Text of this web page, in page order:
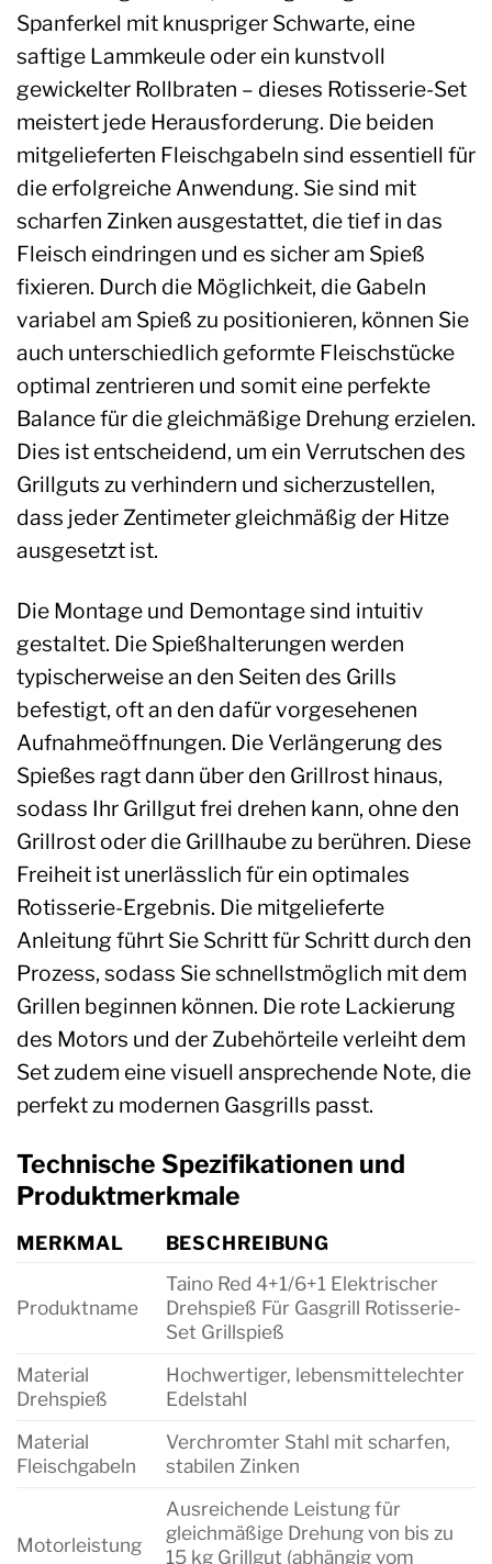
Spanferkel mit knuspriger Schwarte, eine
saftige Lammkeule oder ein kunstvoll
gewickelter Rollbraten – dieses Rotisserie-Set
meistert jede Herausforderung. Die beiden
mitgelieferten Fleischgabeln sind essentiell für
die erfolgreiche Anwendung. Sie sind mit
scharfen Zinken ausgestattet, die tief in das
Fleisch eindringen und es sicher am Spieß
fixieren. Durch die Möglichkeit, die Gabeln
variabel am Spieß zu positionieren, können Sie
auch unterschiedlich geformte Fleischstücke
optimal zentrieren und somit eine perfekte
Balance für die gleichmäßige Drehung erzielen.
Dies ist entscheidend, um ein Verrutschen des
Grillguts zu verhindern und sicherzustellen,
dass jeder Zentimeter gleichmäßig der Hitze
ausgesetzt ist.
Die Montage und Demontage sind intuitiv
gestaltet. Die Spießhalterungen werden
typischerweise an den Seiten des Grills
befestigt, oft an den dafür vorgesehenen
Aufnahmeöffnungen. Die Verlängerung des
Spießes ragt dann über den Grillrost hinaus,
sodass Ihr Grillgut frei drehen kann, ohne den
Grillrost oder die Grillhaube zu berühren. Diese
Freiheit ist unerlässlich für ein optimales
Rotisserie-Ergebnis. Die mitgelieferte
Anleitung führt Sie Schritt für Schritt durch den
Prozess, sodass Sie schnellstmöglich mit dem
Grillen beginnen können. Die rote Lackierung
des Motors und der Zubehörteile verleiht dem
Set zudem eine visuell ansprechende Note, die
perfekt zu modernen Gasgrills passt.
Technische Spezifikationen und
Produktmerkmale
MERKMAL BESCHREIBUNG
Produktname
Taino Red 4+1/6+1 Elektrischer
Drehspieß Für Gasgrill Rotisserie-
Set Grillspieß
Material
Drehspieß
Hochwertiger, lebensmittelechter
Edelstahl
Material
Fleischgabeln
Verchromter Stahl mit scharfen,
stabilen Zinken
Motorleistung
Ausreichende Leistung für
gleichmäßige Drehung von bis zu
15 kg Grillgut (abhängig vom